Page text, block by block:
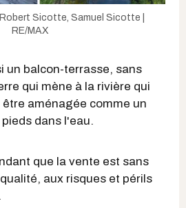
Sicotte, Samuel Sicotte |
RE/MAX
un balcon-terrasse, sans
qui mène à la rivière qui
aménagée comme un
dans l'eau.
que la vente est sans
aux risques et périls